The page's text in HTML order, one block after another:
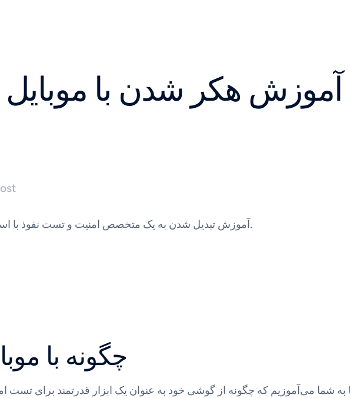
آموزش هکر شدن با موبایل
آموزش تبدیل شدن به یک متخصص امنیت و تست نفوذ با استفاده از موبایل. با ما حرفه‌ای شوید.
چگونه با